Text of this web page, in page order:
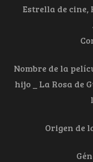
Estrella de cine,
Nombre de la
hijo _ La Rosa de
Origen de